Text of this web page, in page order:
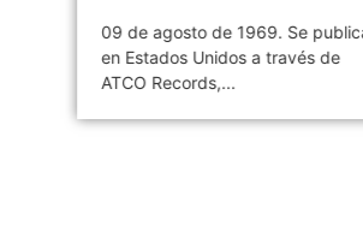
09 de agosto de 1969. Se publica
en Estados Unidos a través de
ATCO Records,...